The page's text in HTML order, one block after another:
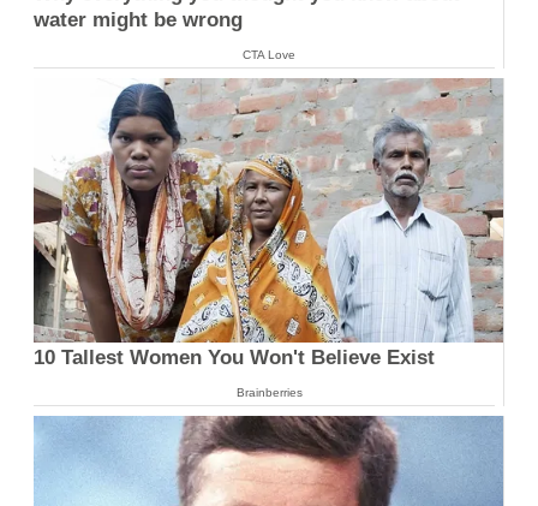
water might be wrong
CTA Love
10 Tallest Women You Won't Believe Exist
Brainberries